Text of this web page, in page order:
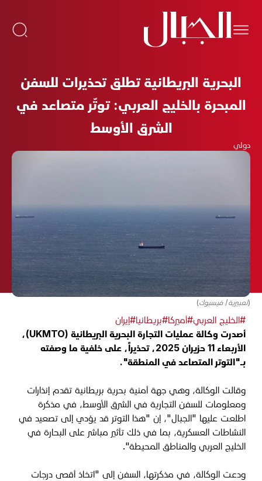
البحرية البريطانية تطلق تحذيرات للسفن
المبحرة بالخليج العربي: توتّر متصاعد في
الشرق الأوسط
دولي
(تعبيرية/ فيسبوك)
#الخليج العربي#أميركا#بريطانيا#إيران
أصدرت وكالة عمليات التجارة البحرية البريطانية (UKMTO)،
الأربعاء 11 حزيران 2025، تحذيراً، على خلفية ما وصفته
بـ"التوتر المتصاعد في المنطقة".
وقالت الوكالة، وهي جهة أمنية بحرية بريطانية تقدم إنذارات
ومعلومات للسفن التجارية في الشرق الأوسط، في مذكرة
اطلعت عليها "الجبال"، إن "هذا التوتر قد يؤدي إلى تصعيد في
النشاطات العسكرية، بما في ذلك تأثير مباشر على البحارة في
الخليج العربي والمناطق المحيطة".
ودعت الوكالة، في مذكرتها، السفن إلى "اتخاذ أقصى درجات